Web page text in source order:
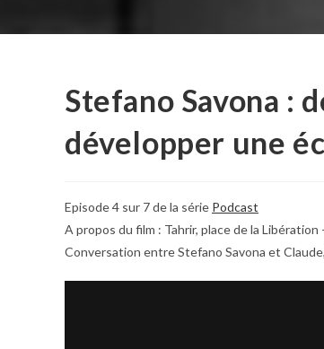
Stefano Savona :
développer une
Episode 4 sur 7 de la série Podcast
A propos du film : Tahrir, place de la Libération
Conversation entre Stefano Savona et